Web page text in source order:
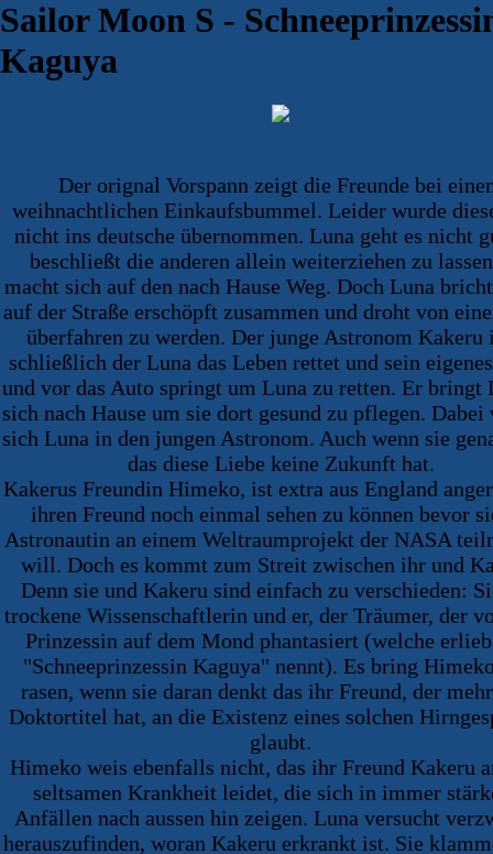
Sailor Moon S -
Kaguya
Der orignal Vorspann zeigt die Freunde bei
weihnachtlichen Einkaufsbummel. Leider wurde
nicht ins deutsche übernommen. Luna geht es nicht
beschließt die anderen allein weiterziehen zu
macht sich auf den nach Hause Weg. Doch Luna
auf der Straße erschöpft zusammen und droht von
überfahren zu werden. Der junge Astronom Kakeru
schließlich der Luna das Leben rettet und sein
und vor das Auto springt um Luna zu retten. Er bringt
sich nach Hause um sie dort gesund zu pflegen.
sich Luna in den jungen Astronom. Auch wenn sie
das diese Liebe keine Zukunft hat.
Kakerus Freundin Himeko, ist extra aus England
ihren Freund noch einmal sehen zu können bevor
Astronautin an einem Weltraumprojekt der NASA
will. Doch es kommt zum Streit zwischen ihr und
Denn sie und Kakeru sind einfach zu verschieden:
trockene Wissenschaftlerin und er, der Träumer, der
Prinzessin auf dem Mond phantasiert (welche
"Schneeprinzessin Kaguya" nennt). Es bring
rasen, wenn sie daran denkt das ihr Freund, der
Doktortitel hat, an die Existenz eines solchen
glaubt.
Himeko weis ebenfalls nicht, das ihr Freund Kakeru
seltsamen Krankheit leidet, die sich in immer
Anfällen nach aussen hin zeigen. Luna versucht
herauszufinden, woran Kakeru erkrankt ist. Sie